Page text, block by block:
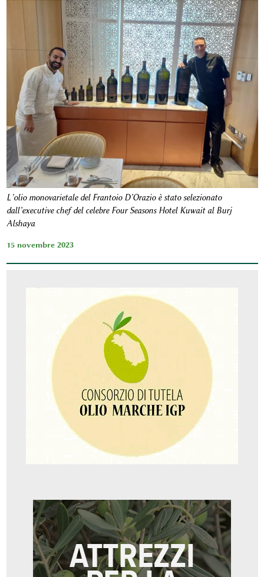
L’olio monovarietale del Frantoio D’Orazio è stato selezionato
dall’executive chef del celebre Four Seasons Hotel Kuwait al Burj
Alshaya
15 novembre 2023